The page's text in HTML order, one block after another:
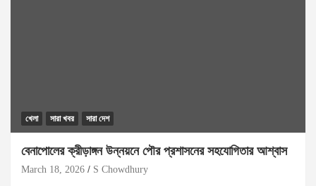
খেলা সারা খবর সারা দেশ
বেনাপোলের ক্রীড়াঙ্গন উন্নয়নে পৌর প্রশাসনের সহযোগিতার আশ্বাস
March 18, 2026 S Chowdhury